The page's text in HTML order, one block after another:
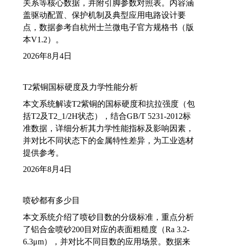
关系等核心数据，并附引脚参数对照表。内容涵
盖驱动配置、保护机制及典型应用电路设计要
点，数据参考自杭州士兰微电子官方规格书（版
本V1.2）。
2026年8月4日
T2紫铜国标硬度及力学性能分析
本文系统解读T2紫铜的国标硬度和抗拉强度（包
括T2及T2_1/2H状态），结合GB/T 5231-2012标
准数据，详细分析其力学性能指标及影响因素，
并对比不同状态下的金属特性差异，为工业选材
提供参考。
2026年8月4日
喷砂都有多少目
本文系统介绍了喷砂目数的分级标准，重点分析
了铝合金喷砂200目对应的表面粗糙度（Ra 3.2-
6.3μm），并对比不同目数的应用场景。数据来